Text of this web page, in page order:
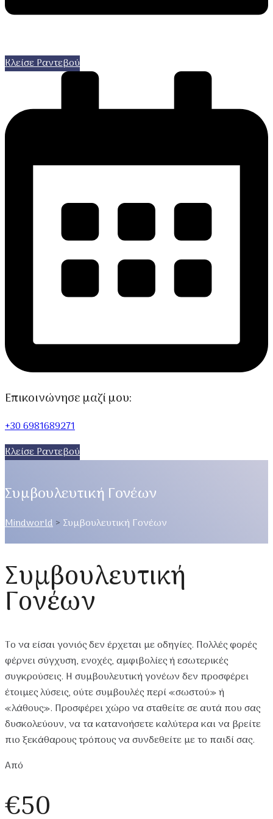
Κλείσε Ραντεβού
Επικοινώνησε μαζί μου:
+30 6981689271
Κλείσε Ραντεβού
Συμβουλευτική Γονέων
Mindworld> Συμβουλευτική Γονέων
Συμβουλευτική
Γονέων
Το να είσαι γονιός δεν έρχεται με οδηγίες. Πολλές φορές
φέρνει σύγχυση, ενοχές, αμφιβολίες ή εσωτερικές
συγκρούσεις. Η συμβουλευτική γονέων δεν προσφέρει
έτοιμες λύσεις, ούτε συμβουλές περί «σωστού» ή
«λάθους». Προσφέρει χώρο να σταθείτε σε αυτά που σας
δυσκολεύουν, να τα κατανοήσετε καλύτερα και να βρείτε
πιο ξεκάθαρους τρόπους να συνδεθείτε με το παιδί σας.
Από
€50